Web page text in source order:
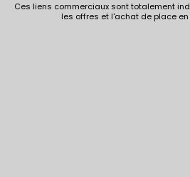
Ces liens commerciaux sont totalement
les offres et l'achat de place